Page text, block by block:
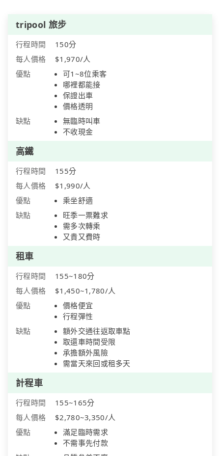
tripool 旅步
行程時間
150分
每人價格
$1,970/人
優點
可1~8位乘客
哪裡都能接
保證出車
價格透明
缺點
無臨時叫車
不收現金
高鐵
行程時間
155分
每人價格
$1,990/人
優點
乘坐舒適
缺點
旺季一票難求
需多次轉乘
又貴又費時
租車
行程時間
155~180分
每人價格
$1,450~1,780/人
優點
價格便宜
行程彈性
缺點
額外交通往返取車點
取還車時間受限
承擔額外風險
需當天來回或租多天
計程車
行程時間
155~165分
每人價格
$2,780~3,350/人
優點
滿足臨時需求
不需事先付款